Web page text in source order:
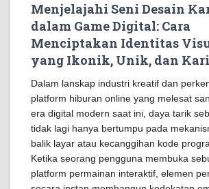
Menjelajahi Seni Desain
dalam Game Digital: Cara
Menciptakan Identitas
yang Ikonik, Unik, dan
Dalam lanskap industri kreatif dan
platform hiburan online yang melesat
era digital modern saat ini, daya tarik
tidak lagi hanya bertumpu pada
balik layar atau kecanggihan kode
Ketika seorang pengguna membuka
platform permainan interaktif, elemen